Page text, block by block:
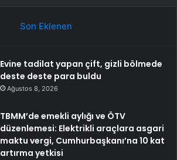
Son Eklenen
Evine tadilat yapan çift, gizli bölmede
deste deste para buldu
Ağustos 8, 2026
TBMM’de emekli aylığı ve ÖTV
düzenlemesi: Elektrikli araçlara asgari
maktu vergi, Cumhurbaşkanı’na 10 kat
artırma yetkisi